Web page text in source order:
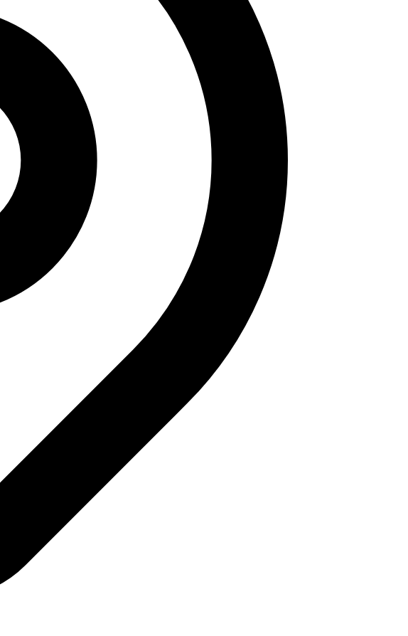
này sẽ đưa bạn đến những hình ảnh vú đẹp và mông to của
hình ảnh này không chỉ mang lại trải nghiệm thú vị mà còn giúp
và chia sẻ với bạn bè để cùng nhau thưởng thức nhé!
tại các viện văn học uy tín. Bà đã xuất bản nhiều công trình học
2020, góp phần bảo tồn di sản văn hóa dân gian trên Sử Sách.